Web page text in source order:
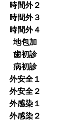
時間外２
時間外３
時間外４
地包加
歯初診
病初診
外安全１
外安全２
外感染１
外感染２